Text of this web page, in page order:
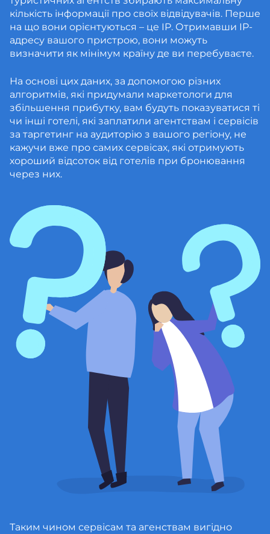
кількість інформації про своїх відвідувачів. Перше
на що вони орієнтуються – це IP. Отримавши IP-
адресу вашого пристрою, вони можуть
визначити як мінімум країну де ви перебуваєте.
На основі цих даних, за допомогою різних
алгоритмів, які придумали маркетологи для
збільшення прибутку, вам будуть показуватися ті
чи інші готелі, які заплатили агентствам і сервісів
за таргетинг на аудиторію з вашого регіону, не
кажучи вже про самих сервісах, які отримують
хороший відсоток від готелів при бронювання
через них.
Таким чином сервісам та агенствам вигідно